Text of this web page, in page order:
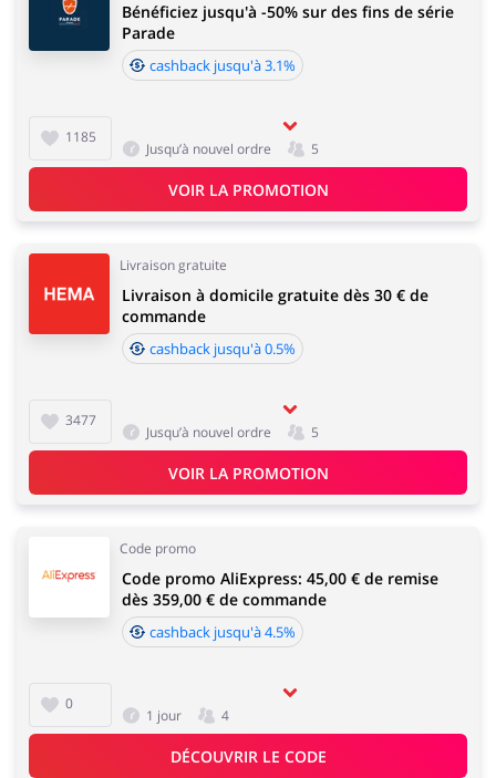
1185
Bénéficiez jusqu'à -50% sur des fins de série
Parade
cashback jusqu'à 3.1%
Jusqu’à nouvel ordre 5
VOIR LA PROMOTION
Livraison gratuite
3477
Livraison à domicile gratuite dès 30 € de
commande
cashback jusqu'à 0.5%
Jusqu’à nouvel ordre 5
VOIR LA PROMOTION
Code promo
0
Code promo AliExpress: 45,00 € de remise
dès 359,00 € de commande
cashback jusqu'à 4.5%
1 jour 4
DÉCOUVRIR LE CODE